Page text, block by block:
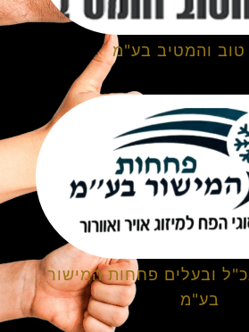
טוב והמטיב בע"מ
ובעלים פחחות המישור
בע"מ